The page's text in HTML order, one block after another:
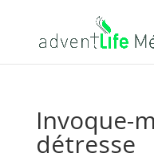
Invoque-
détresse